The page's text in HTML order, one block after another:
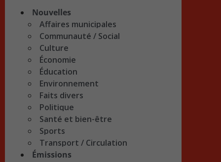
Nouvelles
Affaires municipales
Communauté / Social
Culture
Économie
Éducation
Environnement
Faits divers
Politique
Santé et bien-être
Sports
Transport / Circulation
Émissions